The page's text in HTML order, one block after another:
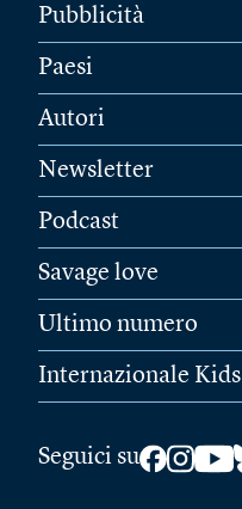
Pubblicità
Paesi
Autori
Newsletter
Podcast
Savage love
Ultimo numero
Internazionale Kids
Seguici su